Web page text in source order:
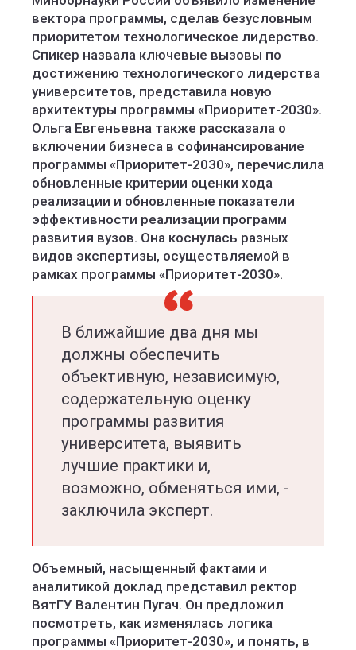
вектора программы, сделав безусловным
приоритетом технологическое лидерство.
Спикер назвала ключевые вызовы по
достижению технологического лидерства
университетов, представила новую
архитектуры программы «Приоритет-2030».
Ольга Евгеньевна также рассказала о
включении бизнеса в софинансирование
программы «Приоритет-2030», перечислила
обновленные критерии оценки хода
реализации и обновленные показатели
эффективности реализации программ
развития вузов. Она коснулась разных
видов экспертизы, осуществляемой в
рамках программы «Приоритет-2030».
В ближайшие два дня мы
должны обеспечить
объективную, независимую,
содержательную оценку
программы развития
университета, выявить
лучшие практики и,
возможно, обменяться ими, -
заключила эксперт.
Объемный, насыщенный фактами и
аналитикой доклад представил ректор
ВятГУ Валентин Пугач. Он предложил
посмотреть, как изменялась логика
программы «Приоритет-2030», и понять, в